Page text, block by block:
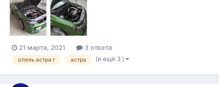
чертеж и сможет всё это сделать? Сам с Молдовы,
Кишинёв, желательно чтоб можно было их скинуть ко мне,
вроде щас почтой можно. И прежде все...
21 марта, 2021 3 ответа
опель астра г астра (и ещё 3 )